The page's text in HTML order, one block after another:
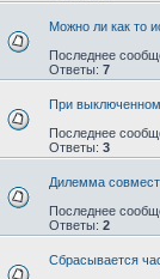
Можно ли как то
Последнее
Ответы: 7
При выключенном
Последнее
Ответы: 3
Дилемма
Последнее
Ответы: 2
Сбрасывается